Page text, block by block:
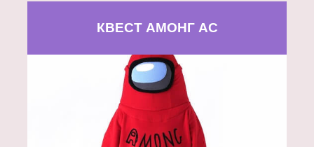
КВЕСТ АМОНГ АС